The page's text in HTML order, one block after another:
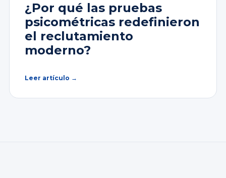
¿Por qué las pruebas
psicométricas redefinieron
el reclutamiento
moderno?
Leer artículo →